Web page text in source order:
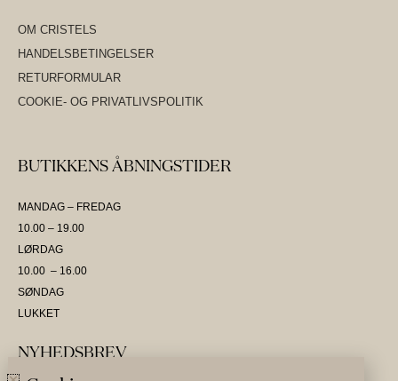
OM CRISTELS
HANDELSBETINGELSER
RETURFORMULAR
COOKIE- OG PRIVATLIVSPOLITIK
BUTIKKENS ÅBNINGSTIDER
MANDAG – FREDAG
10.00 – 19.00
LØRDAG
10.00 – 16.00
SØNDAG
LUKKET
NYHEDSBREV